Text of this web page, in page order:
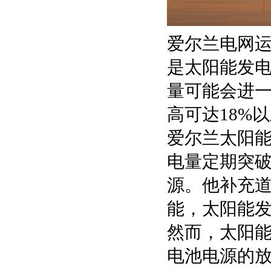
爱尔兰电网
是太阳能发
量可能会进
高可达18%
爱尔兰太阳
电量定期突
源。他补充
能，太阳能
然而，太阳
电池电源的